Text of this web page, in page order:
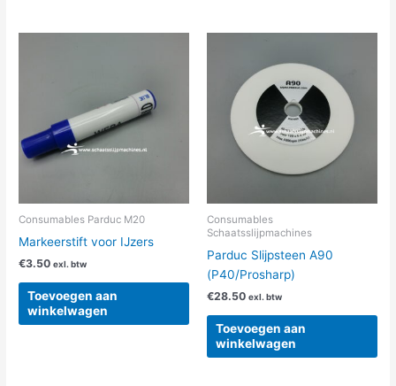
Consumables Parduc M20
Markeerstift voor IJzers
€3.50 exl. btw
Toevoegen aan
winkelwagen
Consumables
Schaatsslijpmachines
Parduc Slijpsteen A90
(P40/Prosharp)
€28.50 exl. btw
Toevoegen aan
winkelwagen